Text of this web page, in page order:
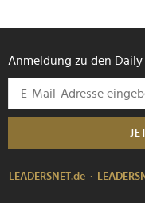
Anmeldung zu den Daily
LEADERSNET.de